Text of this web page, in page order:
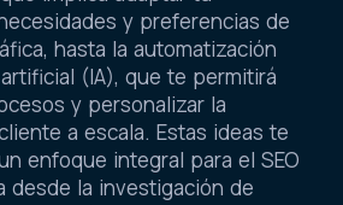
y preferencias de
hasta la automatización
(IA), que te permitirá
y personalizar la
a escala. Estas ideas te
enfoque integral para el SEO
desde la investigación de